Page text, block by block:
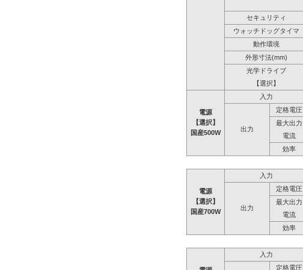
セキュリティ
ウォッチドッグタイマ
動作環境
外形寸法(mm)
光学ドライブ
【選択】
電源
【選択】
国産500W
入力
出力
定格電圧
最大出力
電流
効率
電源
【選択】
国産700W
入力
出力
定格電圧
最大出力
電流
効率
入力
定格電圧